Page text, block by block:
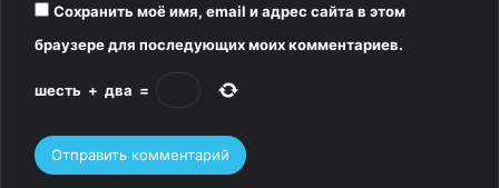
Сохранить моё имя, email и адрес сайта в этом
браузере для последующих моих комментариев.
шесть + два =